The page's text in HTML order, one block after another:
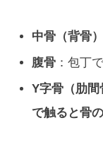
中骨（背骨）
腹骨 ：包丁
Y字骨（肋間
で触ると骨